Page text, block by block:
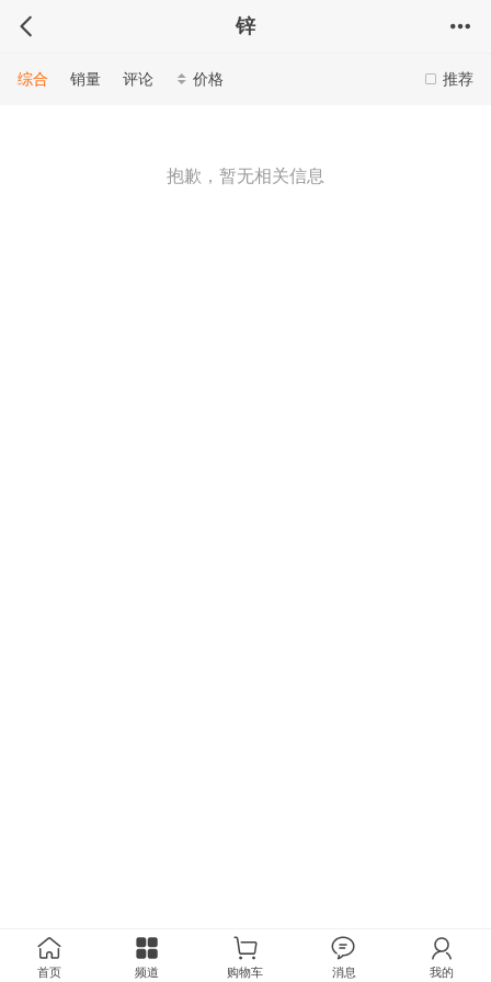
锌
推荐
综合 销量 评论 价格
抱歉，暂无相关信息
首页 频道 购物车 消息 我的